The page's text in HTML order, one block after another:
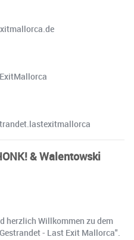
& Walentowski
herzlich Willkommen zu dem
- Last Exit Mallorca".